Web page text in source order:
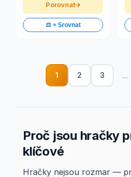
Porovnat
⚖️ + Srovnat
1 2 3 ...
Proč jsou hračky
klíčové
Hračky nejsou rozmar —